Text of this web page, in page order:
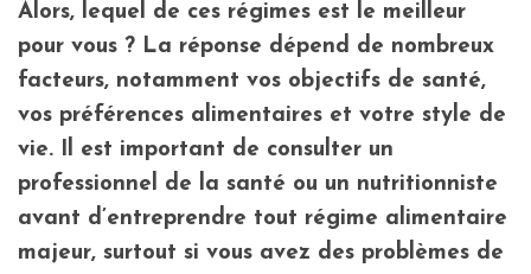
Alors, lequel de ces régimes est le meilleur
pour vous ? La réponse dépend de nombreux
facteurs, notamment vos objectifs de santé,
vos préférences alimentaires et votre style de
vie. Il est important de consulter un
professionnel de la santé ou un nutritionniste
avant d’entreprendre tout régime alimentaire
majeur, surtout si vous avez des problèmes de